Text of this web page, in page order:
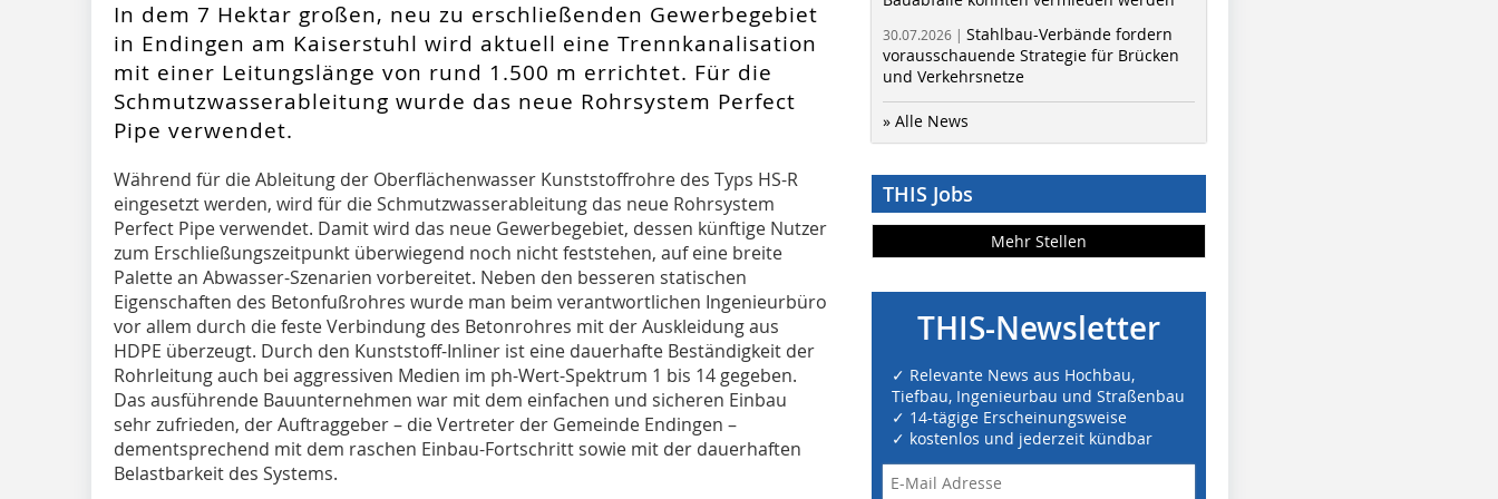
In dem 7 Hektar großen, neu zu erschließenden Gewerbegebiet
in Endingen am Kaiserstuhl wird aktuell eine Trenn­kanalisation
mit einer Leitungslänge von rund 1.500 m errichtet. Für die
Schmutzwasserableitung wurde das neue Rohrsystem Perfect
Pipe verwendet.
Während für die Ableitung der Oberflächenwasser Kunststoffrohre des Typs HS-R
eingesetzt werden, wird für die Schmutzwasserableitung das neue Rohrsystem
Perfect Pipe verwendet. Damit wird das neue Gewerbegebiet, dessen künftige Nutzer
zum Erschließungszeitpunkt überwiegend noch nicht feststehen, auf eine breite
Palette an Abwasser-Szenarien vorbereitet. Neben den besseren statischen
Eigenschaften des Betonfußrohres wurde man beim verantwortlichen Ingenieurbüro
vor allem durch die feste Verbindung des Betonrohres mit der Auskleidung aus
HDPE überzeugt. Durch den Kunststoff-Inliner ist eine dauerhafte Beständigkeit der
Rohrleitung auch bei aggressiven Medien im ph-Wert-Spektrum 1 bis 14 gegeben.
Das ausführende Bauunternehmen war mit dem einfachen und sicheren Einbau
sehr zufrieden, der Auftraggeber – die Vertreter der Gemeinde Endingen –
dementsprechend mit dem raschen Einbau-Fortschritt sowie mit der dauerhaften
Belastbarkeit des Systems.
30.07.2026 | Stahlbau-Verbände fordern
vorausschauende Strategie für Brücken
und Verkehrsnetze
» Alle News
THIS Jobs
Mehr Stellen
THIS-Newsletter
✓ Relevante News aus Hochbau,
Tiefbau, Ingenieurbau und Straßenbau
✓ 14-tägige Erscheinungsweise
✓ kostenlos und jederzeit kündbar